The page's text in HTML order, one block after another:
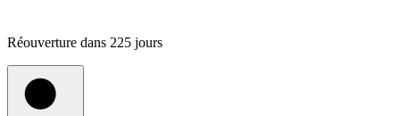
Réouverture dans 225 jours